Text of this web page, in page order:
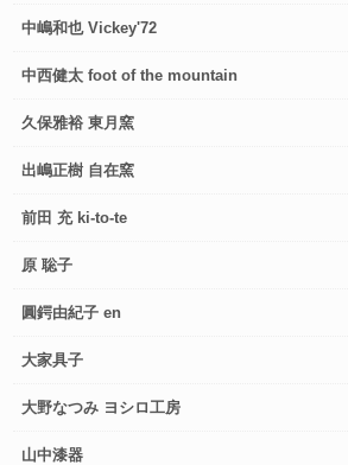
中嶋和也 Vickey'72
中西健太 foot of the mountain
久保雅裕 東月窯
出嶋正樹 自在窯
前田 充 ki-to-te
原 聡子
圓鍔由紀子 en
大家具子
大野なつみ ヨシロ工房
山中漆器